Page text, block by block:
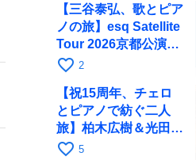
【三谷泰弘、歌とピア
ノの旅】esq Satellite
Tour 2026京都公演を
10月に開催
favorite_border 2
【祝15周年、チェロ
とピアノで紡ぐ二人
旅】柏木広樹＆光田健
一が11月12日に京都
favorite_border 5